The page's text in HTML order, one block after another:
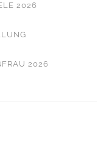
2026
2026